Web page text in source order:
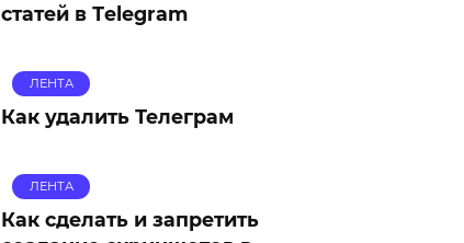
статей в Тelegram
ЛЕНТА
Как удалить Телеграм
ЛЕНТА
Как сделать и запретить